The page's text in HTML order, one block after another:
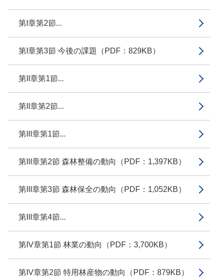
第I章第2節...
第I章第3節 今後の課題（PDF：829KB）
第II章第1節...
第II章第2節...
第III章第1節...
第III章第2節 森林整備の動向（PDF：1,397KB）
第III章第3節 森林保全の動向（PDF：1,052KB）
第III章第4節...
第IV章第1節 林業の動向（PDF：3,700KB）
第IV章第2節 特用林産物の動向（PDF：879KB）